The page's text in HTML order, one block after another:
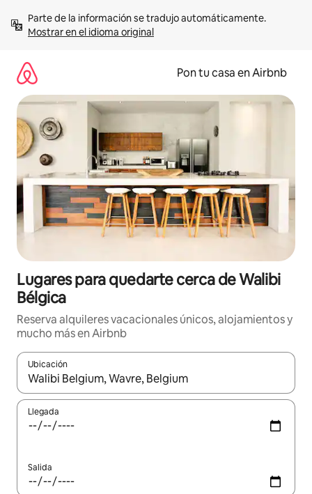
contenidoMostrar en el idioma original
Pon tu casa en Airbnb
Lugares para quedarte cerca de Walibi
Bélgica
Reserva alquileres vacacionales únicos, alojamientos y
mucho más en Airbnb
Ubicación
Cuando los resultados estén disponibles, navega con las
Llegada
Salida